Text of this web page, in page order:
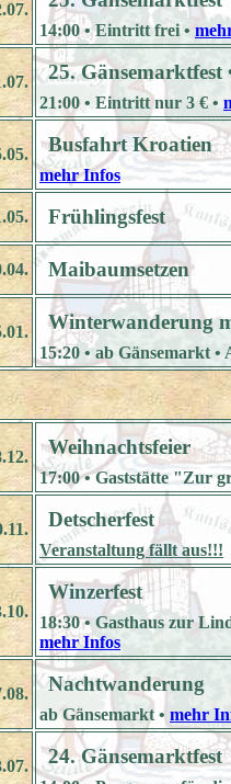
14:00 • Eintritt frei •
25. Gänsemarktfest
21:00 • Eintritt nur 3 € •
Busfahrt Kroatien
mehr Infos
Frühlingsfest
Maibaumsetzen
Winterwanderung
15:20 • ab Gänsemarkt
Weihnachtsfeier
17:00 • Gaststätte "Zur
Detscherfest
Veranstaltung fällt aus!!!
Winzerfest
18:30 • Gasthaus zur
mehr Infos
Nachtwanderung
ab Gänsemarkt • mehr
24. Gänsemarktfest